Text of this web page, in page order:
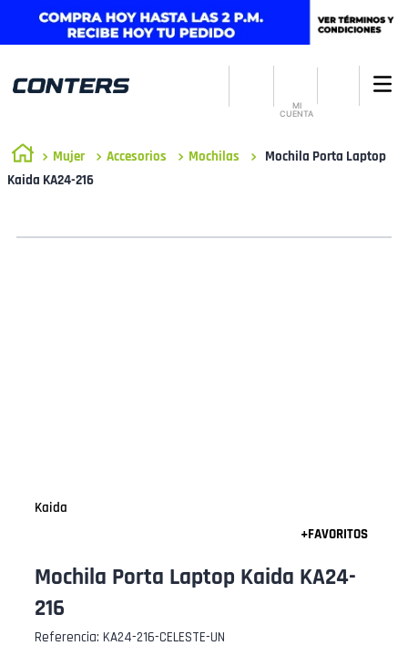
MI
CUENTA
Mujer Accesorios Mochilas
Mochila Porta Laptop
Kaida KA24-216
Kaida
Mochila Porta Laptop Kaida KA24-
216
Referencia: KA24-216-CELESTE-UN